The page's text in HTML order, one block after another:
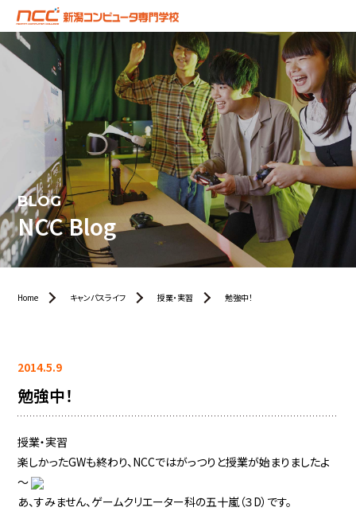
BLOG
NCC Blog
Home キャンパスライフ 授業・実習 勉強中！
2014.5.9
勉強中！
授業・実習
楽しかったGWも終わり、NCCではがっつりと授業が始まりましたよ
～
あ、すみません、ゲームクリエーター科の五十嵐（３D）です。